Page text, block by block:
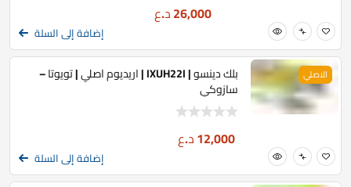
26,000د.ع
إضافة إلى السلة
الاصلي بلك دينسو | IXUH22I | اريديوم اصلي | تويوتا –
سازوكي
12,000د.ع
إضافة إلى السلة